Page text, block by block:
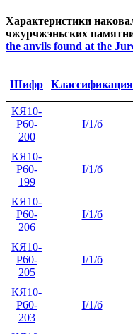
Характеристики
чжурчжэньских
the anvils found at the
Шифр Классификация
КЯ10-
Р60-
200
I/1/б
КЯ10-
Р60-
199
I/1/б
КЯ10-
Р60-
206
I/1/б
КЯ10-
Р60-
205
I/1/б
КЯ10-
Р60-
203
I/1/б